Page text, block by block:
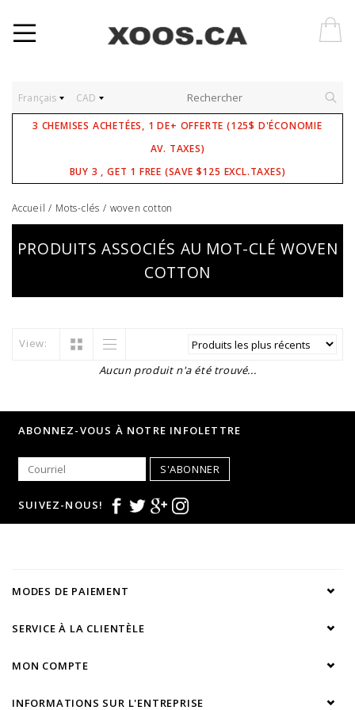
Français CAD
3 CHEMISES ACHETÉES, 1 DE+ OFFERTE (125$ D'ÉCONOMIE
AV. TAXES)
BUY 3 , GET 1 FREE (SAVE $125 EXCL.TAXES)
Accueil / Mots-clés / woven cotton
PRODUITS ASSOCIÉS AU MOT-CLÉ WOVEN
COTTON
View:
Aucun produit n'a été trouvé...
ABONNEZ-VOUS À NOTRE INFOLETTRE
S'ABONNER
SUIVEZ-NOUS!
MODES DE PAIEMENT
SERVICE À LA CLIENTÈLE
MON COMPTE
INFORMATIONS SUR L'ENTREPRISE